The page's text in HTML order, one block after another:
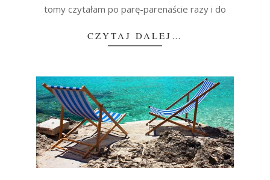
tomy czytałam po parę-parenaście razy i do
CZYTAJ DALEJ…